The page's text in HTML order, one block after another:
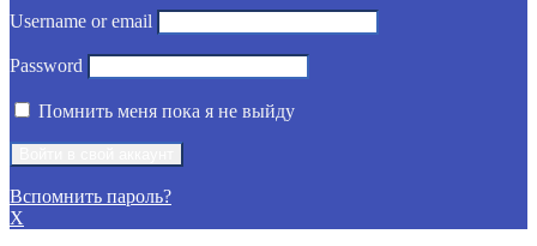
Username or email
Password
Помнить меня пока я не выйду
Вспомнить пароль?
X